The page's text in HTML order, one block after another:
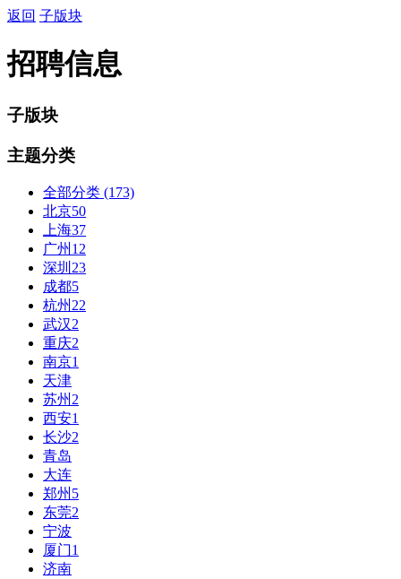
返回 子版块
招聘信息
子版块
主题分类
全部分类 (173)
北京50
上海37
广州 12
深圳 23
成都5
杭州 22
武汉2
重庆2
南京1
天津
苏州 2
西安1
长沙2
青岛
大连
郑州 5
东莞2
宁波
厦门1
济南